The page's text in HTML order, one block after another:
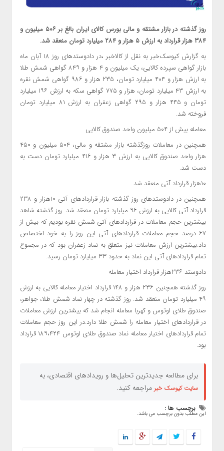
روز گذشته در بازار مشتقه و مالی بورس کالای ایران بالغ بر ۵۰۶ میلیون و
۳۸۴ هزار قرارداد به ارزش ۵ هزار و ۲۸۴ میلیارد تومان منعقد شد.
به گزارش کیوسک‌‌خبر به نقل از کالاخبر ،در دادوستدهای روز ۱۸ آبان ماه
بازار گواهی سپرده کالایی، یک میلیون و ۴ هزار و ۸۴۹ گواهی شمش طلا
به ارزش هزار و ۴۰۴ میلیارد تومان، ۲۳۵ هزار و ۹۸۶ گواهی شمش نقره
به ارزش ۴۳ میلیارد تومان، هزار و ۷۷۵ گواهی سکه به ارزش ۱۹۶ میلیارد
تومان و ۴۴۵ هزار و ۲۹۵ گواهی زعفران به ارزش ۸۱ میلیارد تومان
فروخته شد.
معامله بیش از ۵۰۴ میلیون واحد صندوق کالایی
همچنین در معاملات روزگذشته بازار مشتقه و مالی، ۵۰۴ میلیون و ۴۵۰
هزار واحد صندوق کالایی به ارزش ۳ هزار و ۴۱۶ میلیارد تومان دست به
دست شد.
۱۰هزار قرارداد آتی منعقد شد
همچنین در دادوستدهای روز گذشته بازار قراردادهای آتی ۱۰هزار و ۲۳۸
قرارداد آتی کالایی به ارزش ۹۶ میلیارد تومان منعقد شد. روز گذشته شاهد
بیشترین حجم معاملات در قراردادهای آتی شمش نقره بودیم که بیش از
۶۷ درصد حجم معاملات قراردادهای آتی این روز را به خود اختصاص
داد.بیشترین ارزش معاملات نیز متعلق به نماد زعفران بود که در مجموع
تمام قراردادهای آتی این نماد به حدود ۳۳ میلیارد تومان رسید.
دادوستد ۲۳۶هزار قرارداد اختیار معامله
روز گذشته همچنین ۲۳۶ هزار و ۱۴۸ قرارداد اختیار معامله کالایی به ارزش
۴۹ میلیارد تومان منعقد شد. روز گذشته در چهار نماد شمش طلا، جواهر،
صندوق طلای لوتوس و کهربا معامله انجام شد که بیشترین ارزش معاملات
در قراردادهای اختیار معامله را شمش طلا دارد.در این روز حجم معاملات
تمام قراردادهای اختیار معامله نماد صندوق طلای لوتوس ۱۸۹،۴۲۴ قرارداد
بود.
برای مطالعه جدیدترین تحلیل‌ها و رویدادهای اقتصادی، به
سایت کیوسک خبر مراجعه کنید.
برچسب ها :
این مطلب بدون برچسب می باشد.